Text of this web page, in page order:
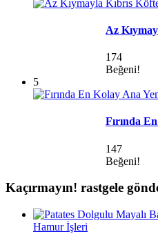
Az
174
Beğeni!
5
Fırında
147
Beğeni!
Kaçırmayın! rastgele
Hamur İşleri